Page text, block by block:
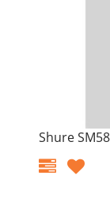
Shure SM58